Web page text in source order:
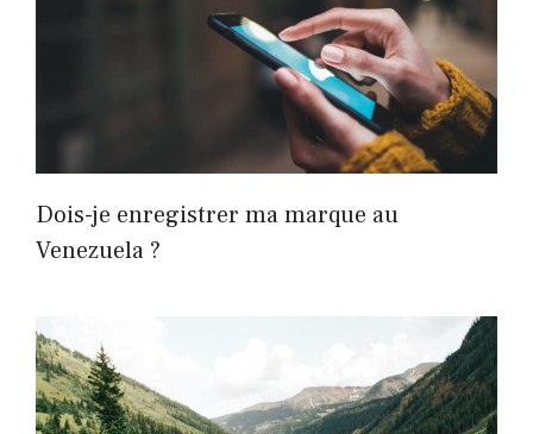
Dois-je enregistrer ma marque au
Venezuela ?